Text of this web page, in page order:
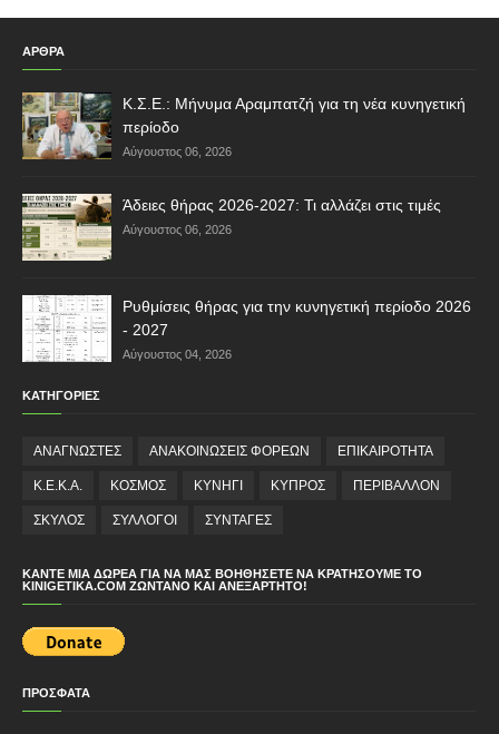
ΑΡΘΡΑ
Κ.Σ.Ε.: Μήνυμα Αραμπατζή για τη νέα κυνηγετική
περίοδο
Αύγουστος 06, 2026
Άδειες θήρας 2026-2027: Τι αλλάζει στις τιμές
Αύγουστος 06, 2026
Ρυθμίσεις θήρας για την κυνηγετική περίοδο 2026
- 2027
Αύγουστος 04, 2026
ΚΑΤΗΓΟΡΙΕΣ
ΑΝΑΓΝΩΣΤΕΣ ΑΝΑΚΟΙΝΩΣΕΙΣ ΦΟΡΕΩΝ ΕΠΙΚΑΙΡΟΤΗΤΑ
Κ.Ε.Κ.Α. ΚΟΣΜΟΣ ΚΥΝΗΓΙ ΚΥΠΡΟΣ ΠΕΡΙΒΑΛΛΟΝ
ΣΚΥΛΟΣ ΣΥΛΛΟΓΟΙ ΣΥΝΤΑΓΕΣ
ΚΆΝΤΕ ΜΙΑ ΔΩΡΕΆ ΓΙΑ ΝΑ ΜΑΣ ΒΟΗΘΉΣΕΤΕ ΝΑ ΚΡΑΤΉΣΟΥΜΕ ΤΟ
KINIGETIKA.COM ΖΩΝΤΑΝΌ ΚΑΙ ΑΝΕΞΆΡΤΗΤΟ!
ΠΡΟΣΦΑΤΑ